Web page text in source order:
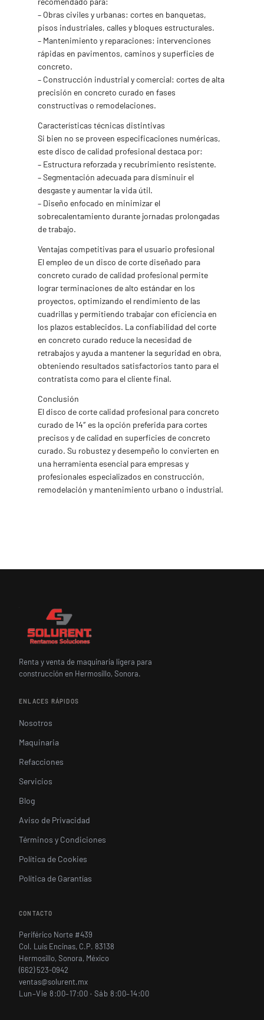
– Obras civiles y urbanas: cortes en banquetas,
pisos industriales, calles y bloques estructurales.
– Mantenimiento y reparaciones: intervenciones
rápidas en pavimentos, caminos y superficies de
concreto.
– Construcción industrial y comercial: cortes de alta
precisión en concreto curado en fases
constructivas o remodelaciones.
Características técnicas distintivas
Si bien no se proveen especificaciones numéricas,
este disco de calidad profesional destaca por:
– Estructura reforzada y recubrimiento resistente.
– Segmentación adecuada para disminuir el
desgaste y aumentar la vida útil.
– Diseño enfocado en minimizar el
sobrecalentamiento durante jornadas prolongadas
de trabajo.
Ventajas competitivas para el usuario profesional
El empleo de un disco de corte diseñado para
concreto curado de calidad profesional permite
lograr terminaciones de alto estándar en los
proyectos, optimizando el rendimiento de las
cuadrillas y permitiendo trabajar con eficiencia en
los plazos establecidos. La confiabilidad del corte
en concreto curado reduce la necesidad de
retrabajos y ayuda a mantener la seguridad en obra,
obteniendo resultados satisfactorios tanto para el
contratista como para el cliente final.
Conclusión
El disco de corte calidad profesional para concreto
curado de 14″ es la opción preferida para cortes
precisos y de calidad en superficies de concreto
curado. Su robustez y desempeño lo convierten en
una herramienta esencial para empresas y
profesionales especializados en construcción,
remodelación y mantenimiento urbano o industrial.
Renta y venta de maquinaria ligera para
construcción en Hermosillo, Sonora.
ENLACES RÁPIDOS
Nosotros
Maquinaria
Refacciones
Servicios
Blog
Aviso de Privacidad
Términos y Condiciones
Política de Cookies
Política de Garantías
CONTACTO
Periférico Norte #439
Col. Luis Encinas, C.P. 83138
Hermosillo, Sonora, México
(662) 523-0942
ventas@solurent.mx
Lun–Vie 8:00–17:00 · Sáb 8:00–14:00